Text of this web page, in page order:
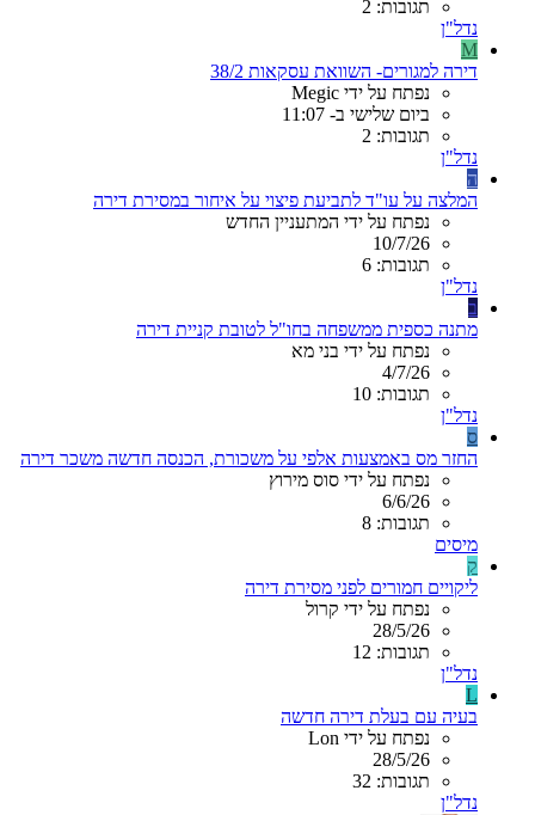
תגובות: 2
נדל"ן
M
דירה למגורים- השוואת עסקאות 38/2
נפתח על ידי Megic
ביום שלישי ב- 11:07
תגובות: 2
נדל"ן
ה
המלצה על עו"ד לתביעת פיצוי על איחור במסירת דירה
נפתח על ידי המתעניין החדש
10/7/26
תגובות: 6
נדל"ן
ב
מתנה כספית ממשפחה בחו"ל לטובת קניית דירה
נפתח על ידי בני מא
4/7/26
תגובות: 10
נדל"ן
ס
החזר מס באמצעות אלפי על משכורת, הכנסה חדשה משכר דירה
נפתח על ידי סוס מירוץ
6/6/26
תגובות: 8
מיסים
ק
ליקויים חמורים לפני מסירת דירה
נפתח על ידי קרול
28/5/26
תגובות: 12
נדל"ן
L
בעיה עם בעלת דירה חדשה
נפתח על ידי Lon
28/5/26
תגובות: 32
נדל"ן